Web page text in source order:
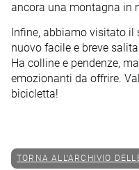
ancora una montagna in
Infine, abbiamo visitato il
nuovo facile e breve
Ha colline e pendenze,
emozionanti da offrire.
bicicletta!
TORNA ALL'ARCHIVIO